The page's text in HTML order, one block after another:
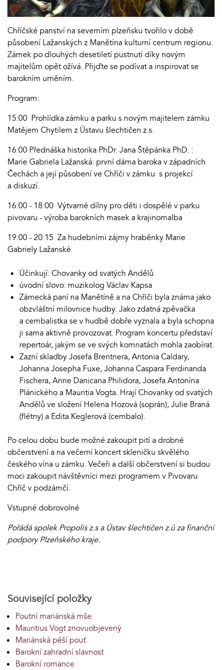
Chříčské panství na severním plzeňsku tvořilo v době
působení Lažanských z Manětína kulturní centrum regionu.
Zámek po dlouhých desetiletí pustnutí díky novým
majitelům opět ožívá. Přijďte se podívat a inspirovat se
barokním uměním.
Program:
15:00 Prohlídka zámku a parku s novým majitelem zámku
Matějem Chytilem z Ústavu šlechtičen z.s.
16:00 Přednáška historika PhDr. Jana Štěpánka PhD. :
Marie Gabriela Lažanská: první dáma baroka v západních
Čechách a její působení ve Chříči v zámku s projekcí
a diskuzí.
16:00 - 18:00 Výtvarné dílny pro děti i dospělé v parku
pivovaru - výroba barokních masek a krajinomalba
19:00 - 20:15 Za hudebními zájmy hraběnky Marie
Gabriely Lažanské
Účinkují: Chovanky od svatých Andělů
úvodní slovo: muzikolog Václav Kapsa
Zámecká paní na Manětíně a na Chříči byla známa jako
obzvláštní milovnice hudby. Jako zdatná zpěvačka
a cembalistka se v hudbě dobře vyznala a byla schopna
ji sama aktivně provozovat. Program koncertu představí
repertoár, jakým se ve svých komnatách mohla zaobírat.
Zazní skladby Josefa Brentnera, Antonia Caldary,
Johanna Josepha Fuxe, Johanna Caspara Ferdinanda
Fischera, Anne Danicana Philidora, Josefa Antonína
Plánického a Mauritia Vogta. Hrají Chovanky od svatých
Andělů ve složení Helena Hozová (soprán), Julie Braná
(flétny) a Edita Keglerová (cembalo).
Po celou dobu bude možné zakoupit pití a drobné
občerstvení a na večerní koncert skleničku skvělého
českého vína u zámku. Večeři a další občerstvení si budou
moci zakoupit návštěvníci mezi programem v Pivovaru
Chříč v podzámčí.
Vstupné dobrovolné
Pořádá spolek Propolis z.s a Ústav šlechtičen z.ú za finanční
podpory Plzeňského kraje.
Související položky
Poutní mariánská mše
Mauritius Vogt znovuobjevený
Mariánská pěší pouť
Barokní zahradní slavnost
Barokní romance